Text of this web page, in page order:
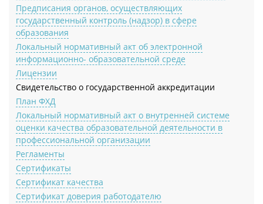
Предписания органов, осуществляющих
государственный контроль (надзор) в сфере
образования
Локальный нормативный акт об электронной
информационно- образовательной среде
Лицензии
Cвидетельство о государственной аккредитации
План ФХД
Локальный нормативный акт о внутренней системе
оценки качества образовательной деятельности в
профессиональной организации
Регламенты
Сертификаты
Сертификат качества
Сертификат доверия работодателю